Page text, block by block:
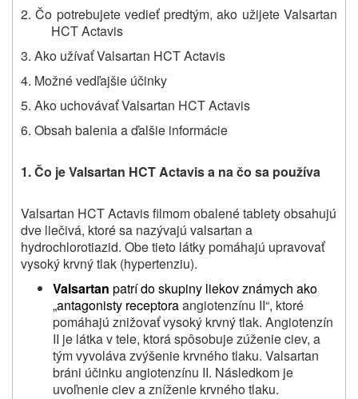
2. Čo potrebujete vedieť predtým, ako užijete Valsartan
HCT Actavis
3. Ako užívať Valsartan HCT Actavis
4. Možné vedľajšie účinky
5. Ako uchovávať Valsartan HCT Actavis
6. Obsah balenia a ďalšie informácie
1. Čo je Valsartan HCT Actavis a na čo sa používa
Valsartan HCT Actavis filmom obalené tablety obsahujú
dve liečivá, ktoré sa nazývajú valsartan a
hydrochlorotiazid. Obe tieto látky pomáhajú upravovať
vysoký krvný tlak (hypertenziu).
Valsartan patrí do skupiny liekov známych ako
„antagonisty receptoraangiotenzínu II“, ktoré
pomáhajú znižovať vysoký krvný tlak. Angiotenzín
II je látka v tele, ktorá spôsobuje zúženie ciev, a
tým vyvoláva zvýšenie krvného tlaku. Valsartan
bráni účinku angiotenzínu II. Následkom je
uvoľnenie ciev a zníženie krvného tlaku.